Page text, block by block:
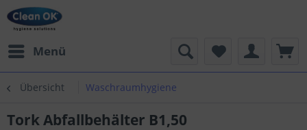
Menü
Übersicht Waschraumhygiene
Tork Abfallbehälter B1,50